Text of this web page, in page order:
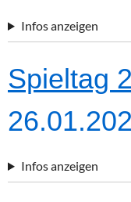
Infos anzeigen
Spieltag
Infos anzeigen